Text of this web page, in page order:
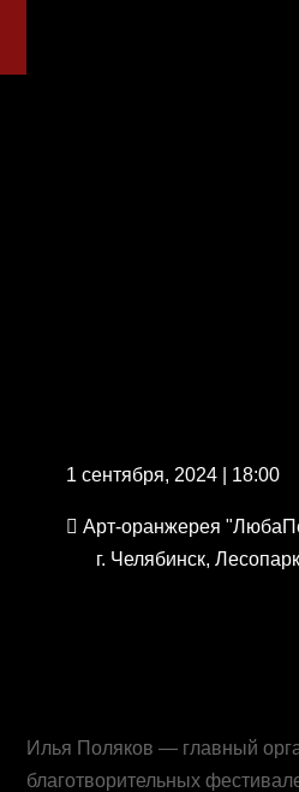
1 сентября, 2024 | 18:00
Арт-оранжерея
г. Челябинск,
Илья Поляков — главный
благотворительных